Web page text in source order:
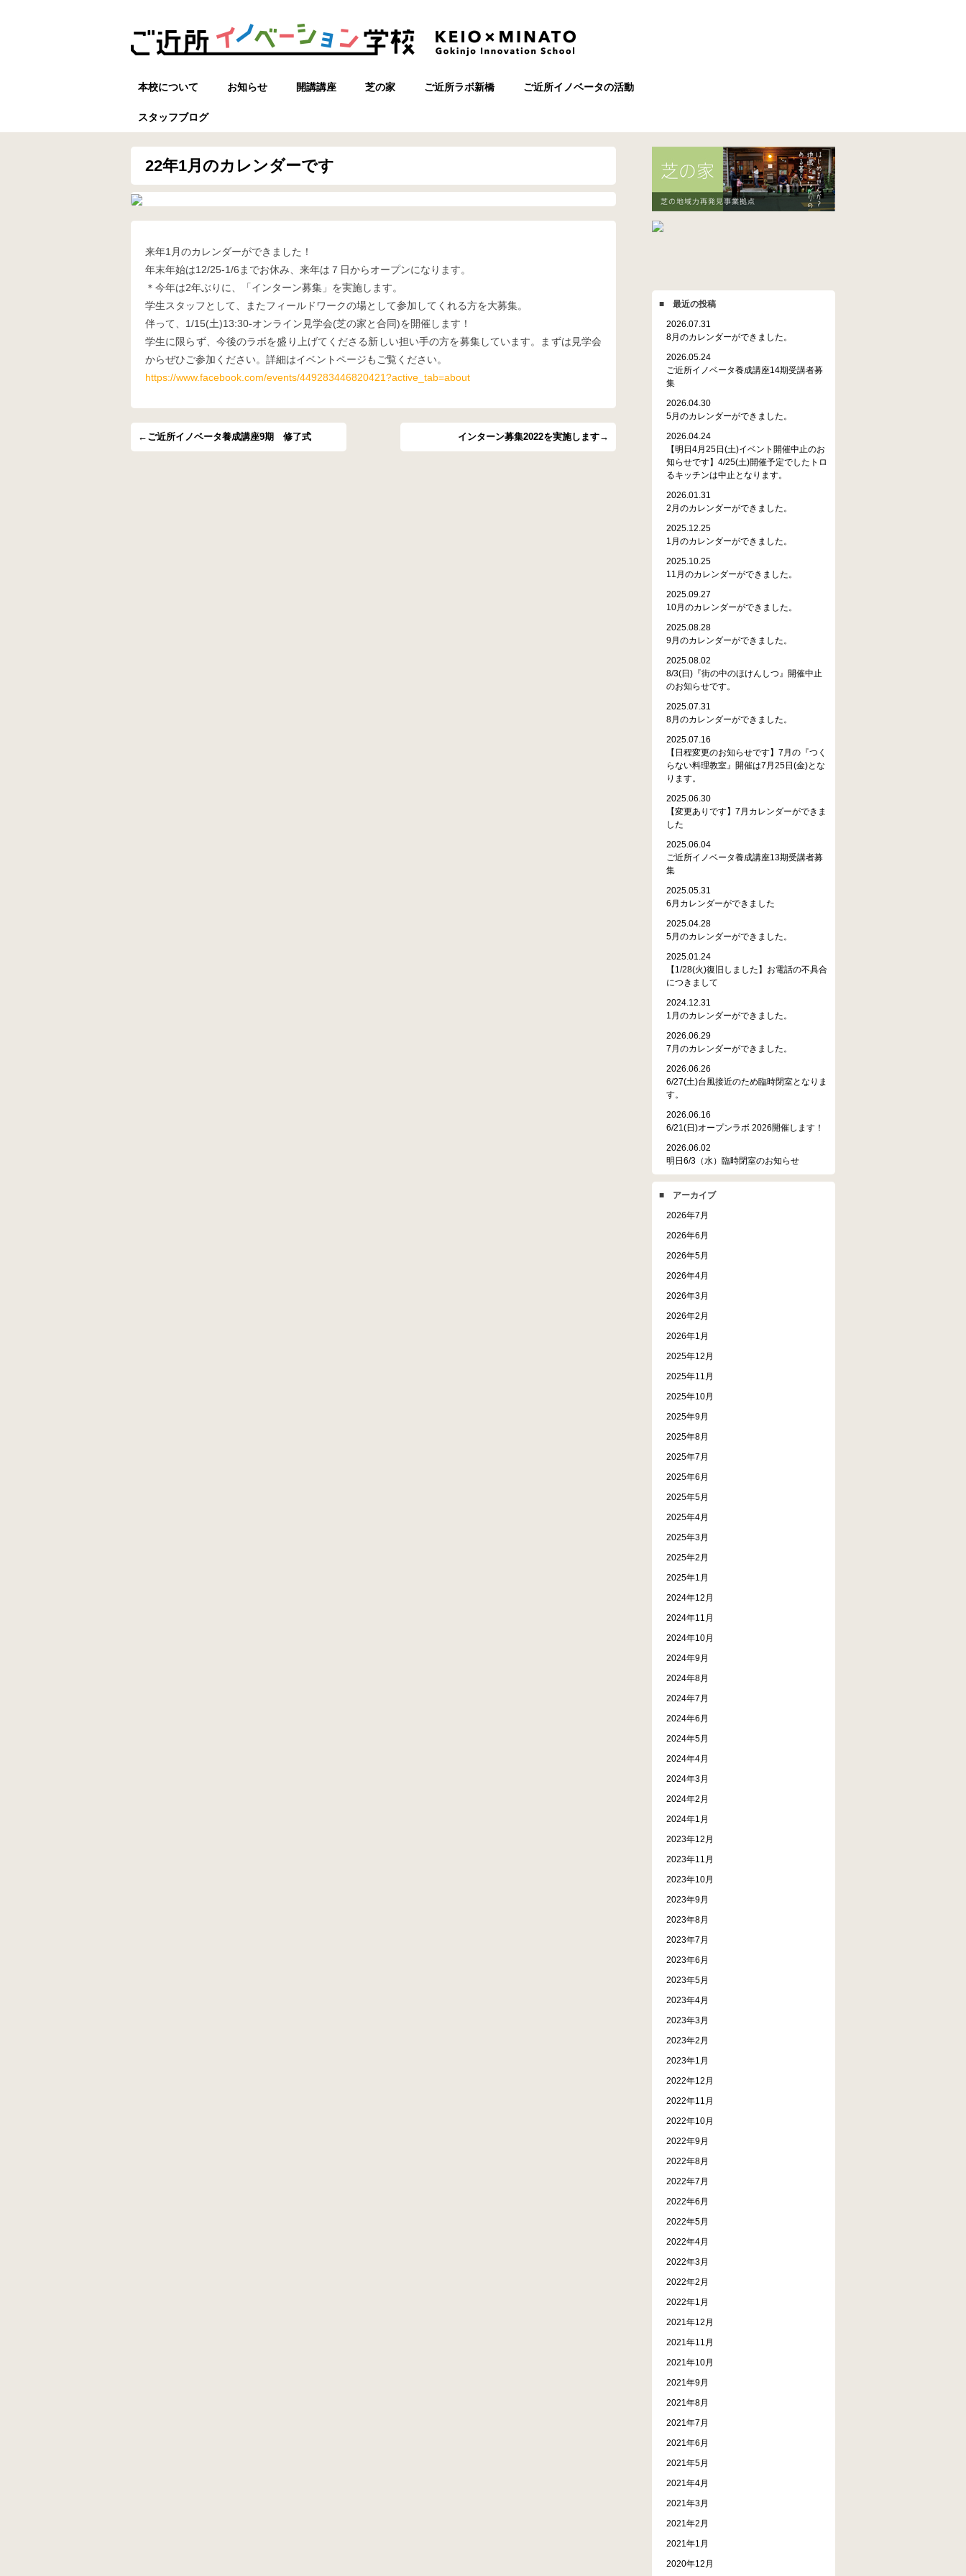
本校について お知らせ 開講講座 芝の家 ご近所ラボ新橋 ご近所イノベータの活動
スタッフブログ
22年1月のカレンダーです
来年1月のカレンダーができました！
年末年始は12/25-1/6までお休み、来年は７日からオープンになります。
＊今年は2年ぶりに、「インターン募集」を実施します。
学生スタッフとして、またフィールドワークの場として参加してくれる方を大募集。
伴って、1/15(土)13:30-オンライン見学会(芝の家と合同)を開催します！
学生に限らず、今後のラボを盛り上げてくださる新しい担い手の方を募集しています。まずは見学会
からぜひご参加ください。詳細はイベントページもご覧ください。
https://www.facebook.com/events/449283446820421?active_tab=about
←ご近所イノベータ養成講座9期 修了式 インターン募集2022を実施します→
■ 最近の投稿
2026.07.31
8月のカレンダーができました。
2026.05.24
ご近所イノベータ養成講座14期受講者募
集
2026.04.30
5月のカレンダーができました。
2026.04.24
【明日4月25日(土)イベント開催中止のお
知らせです】4/25(土)開催予定でしたトロ
るキッチンは中止となります。
2026.01.31
2月のカレンダーができました。
2025.12.25
1月のカレンダーができました。
2025.10.25
11月のカレンダーができました。
2025.09.27
10月のカレンダーができました。
2025.08.28
9月のカレンダーができました。
2025.08.02
8/3(日)『街の中のほけんしつ』開催中止
のお知らせです。
2025.07.31
8月のカレンダーができました。
2025.07.16
【日程変更のお知らせです】7月の『つく
らない料理教室』開催は7月25日(金)とな
ります。
2025.06.30
【変更ありです】7月カレンダーができま
した
2025.06.04
ご近所イノベータ養成講座13期受講者募
集
2025.05.31
6月カレンダーができました
2025.04.28
5月のカレンダーができました。
2025.01.24
【1/28(火)復旧しました】お電話の不具合
につきまして
2024.12.31
1月のカレンダーができました。
2026.06.29
7月のカレンダーができました。
2026.06.26
6/27(土)台風接近のため臨時閉室となりま
す。
2026.06.16
6/21(日)オープンラボ 2026開催します！
2026.06.02
明日6/3（水）臨時閉室のお知らせ
■ アーカイブ
2026年7月
2026年6月
2026年5月
2026年4月
2026年3月
2026年2月
2026年1月
2025年12月
2025年11月
2025年10月
2025年9月
2025年8月
2025年7月
2025年6月
2025年5月
2025年4月
2025年3月
2025年2月
2025年1月
2024年12月
2024年11月
2024年10月
2024年9月
2024年8月
2024年7月
2024年6月
2024年5月
2024年4月
2024年3月
2024年2月
2024年1月
2023年12月
2023年11月
2023年10月
2023年9月
2023年8月
2023年7月
2023年6月
2023年5月
2023年4月
2023年3月
2023年2月
2023年1月
2022年12月
2022年11月
2022年10月
2022年9月
2022年8月
2022年7月
2022年6月
2022年5月
2022年4月
2022年3月
2022年2月
2022年1月
2021年12月
2021年11月
2021年10月
2021年9月
2021年8月
2021年7月
2021年6月
2021年5月
2021年4月
2021年3月
2021年2月
2021年1月
2020年12月